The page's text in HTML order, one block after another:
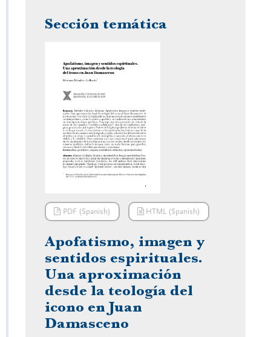
Sección temática
PDF (Spanish) HTML (Spanish)
Apofatismo, imagen y
sentidos espirituales.
Una aproximación
desde la teología del
icono en Juan
Damasceno